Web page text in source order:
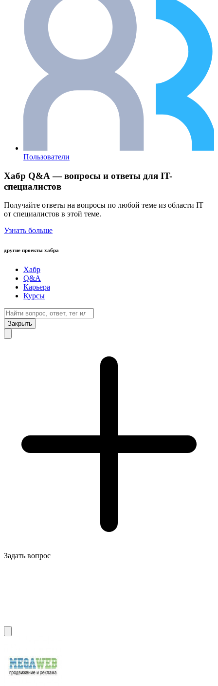
Пользователи
Хабр Q&A — вопросы и ответы для IT-
специалистов
Получайте ответы на вопросы по любой теме из области IT
от специалистов в этой теме.
Узнать больше
другие проекты хабра
Хабр
Q&A
Карьера
Курсы
Закрыть
Задать вопрос